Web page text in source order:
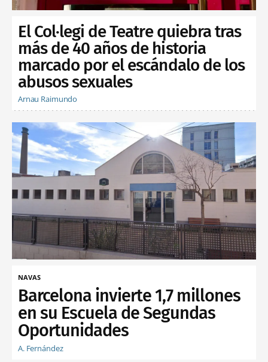
El Col·legi de Teatre quiebra tras
más de 40 años de historia
marcado por el escándalo de los
abusos sexuales
Arnau Raimundo
NAVAS
Barcelona invierte 1,7 millones
en su Escuela de Segundas
Oportunidades
A. Fernández